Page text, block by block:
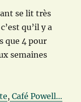
se lit très
qu’il y a
que 4 pour
semaines
, Café Powell…